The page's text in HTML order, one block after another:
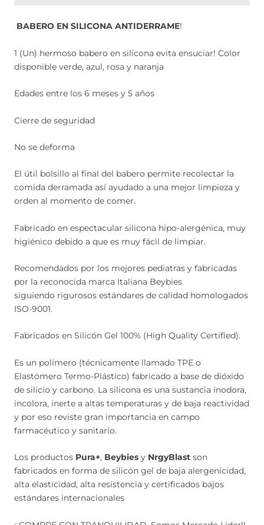
BABERO EN SILICONA ANTIDERRAME!
1 (Un) hermoso babero en silicona evita ensuciar! Color
disponible verde, azul, rosa y naranja
Edades entre los 6 meses y 5 años
Cierre de seguridad
No se deforma
El útil bolsillo al final del babero permite recolectar la
comida derramada así ayudado a una mejor limpieza y
orden al momento de comer.
Fabricado en espectacular silicona hipo-alergénica, muy
higiénico debido a que es muy fácil de limpiar.
Recomendados por los mejores pediatras y fabricadas
por la reconocida marca Italiana Beybies
siguiendo rigurosos estándares de calidad homologados
ISO-9001.
Fabricados en Silicón Gel 100% (High Quality Certified).
Es un polímero (técnicamente llamado TPE o
Elastómero Termo-Plástico) fabricado a base de dióxido
de silicio y carbono. La silicona es una sustancia inodora,
incolora, inerte a altas temperaturas y de baja reactividad
y por eso reviste gran importancia en campo
farmacéutico y sanitario.
Los productos Pura+, Beybies y NrgyBlast son
fabricados en forma de silicón gel de baja alergenicidad,
alta elasticidad, alta resistencia y certificados bajos
estándares internacionales